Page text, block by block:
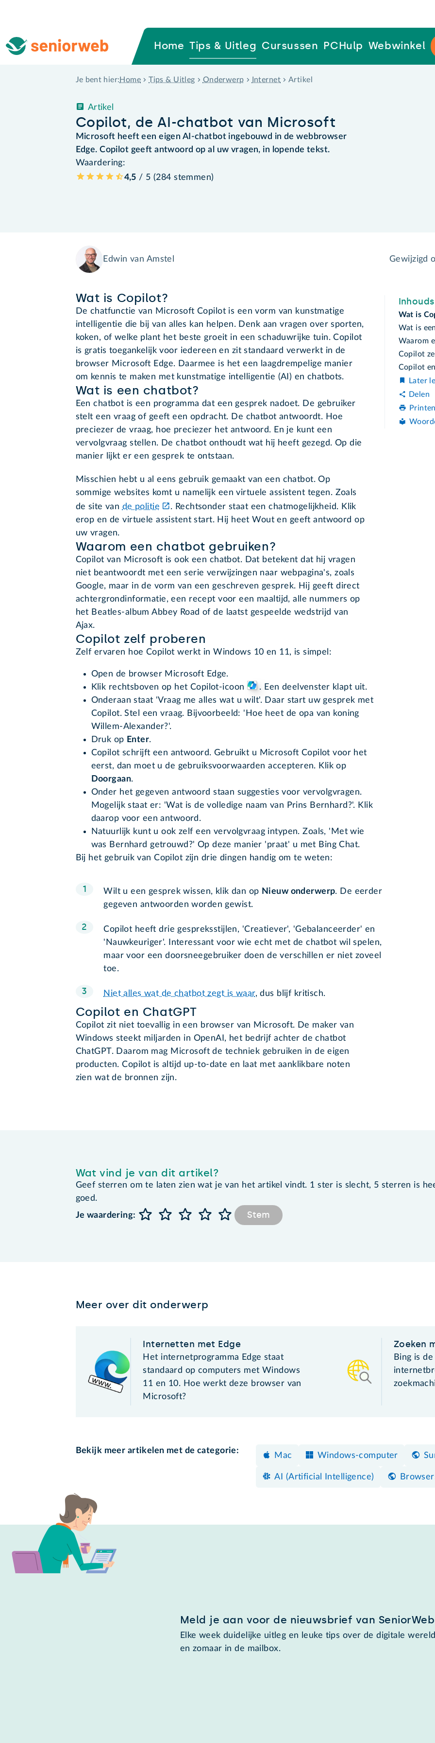
Home Tips & Uitleg Cursussen PCHulp Webwinkel
Je bent hier: Home Tips & Uitleg Onderwerp Internet Artikel
Copilot, de AI-chatbot van Microsoft
Artikel
Microsoft heeft een eigen AI-chatbot ingebouwd in de webbrowser
Edge. Copilot geeft antwoord op al uw vragen, in lopende tekst.
Waardering:
4,5 / 5 (284 stemmen)
Edwin van Amstel Gewijzigd
Wat is Copilot?
De chatfunctie van Microsoft Copilot is een vorm van kunstmatige
intelligentie die bij van alles kan helpen. Denk aan vragen over sporten,
koken, of welke plant het beste groeit in een schaduwrijke tuin. Copilot
is gratis toegankelijk voor iedereen en zit standaard verwerkt in de
browser Microsoft Edge. Daarmee is het een laagdrempelige manier
om kennis te maken met kunstmatige intelligentie (AI) en chatbots.
Wat is een chatbot?
Een chatbot is een programma dat een gesprek nadoet. De gebruiker
stelt een vraag of geeft een opdracht. De chatbot antwoordt. Hoe
preciezer de vraag, hoe preciezer het antwoord. En je kunt een
vervolgvraag stellen. De chatbot onthoudt wat hij heeft gezegd. Op die
manier lijkt er een gesprek te ontstaan.
Misschien hebt u al eens gebruik gemaakt van een chatbot. Op
sommige websites komt u namelijk een virtuele assistent tegen. Zoals
de site van de politie
. Rechtsonder staat een chatmogelijkheid. Klik
erop en de virtuele assistent start. Hij heet Wout en geeft antwoord op
uw vragen.
Waarom een chatbot gebruiken?
Copilot van Microsoft is ook een chatbot. Dat betekent dat hij vragen
niet beantwoordt met een serie verwijzingen naar webpagina's, zoals
Google, maar in de vorm van een geschreven gesprek. Hij geeft direct
achtergrondinformatie, een recept voor een maaltijd, alle nummers op
het Beatles-album Abbey Road of de laatst gespeelde wedstrijd van
Ajax.
Copilot zelf proberen
Zelf ervaren hoe Copilot werkt in Windows 10 en 11, is simpel:
Open de browser Microsoft Edge.
Klik rechtsboven op het Copilot-icoon
. Een deelvenster klapt uit.
Onderaan staat 'Vraag me alles wat u wilt'. Daar start uw gesprek met
Copilot. Stel een vraag. Bijvoorbeeld: 'Hoe heet de opa van koning
Willem-Alexander?'.
Druk op Enter.
Copilot schrijft een antwoord. Gebruikt u Microsoft Copilot voor het
eerst, dan moet u de gebruiksvoorwaarden accepteren. Klik op
Doorgaan.
Onder het gegeven antwoord staan suggesties voor vervolgvragen.
Mogelijk staat er: 'Wat is de volledige naam van Prins Bernhard?'. Klik
daarop voor een antwoord.
Natuurlijk kunt u ook zelf een vervolgvraag intypen. Zoals, 'Met wie
was Bernhard getrouwd?' Op deze manier 'praat' u met Bing Chat.
Bij het gebruik van Copilot zijn drie dingen handig om te weten:
Wilt u een gesprek wissen, klik dan op Nieuw onderwerp. De eerder
gegeven antwoorden worden gewist.
Copilot heeft drie gespreksstijlen, 'Creatiever', 'Gebalanceerder' en
'Nauwkeuriger'. Interessant voor wie echt met de chatbot wil spelen,
maar voor een doorsneegebruiker doen de verschillen er niet zoveel
toe.
Niet alles wat de chatbot zegt is waar, dus blijf kritisch.
Copilot en ChatGPT
Copilot zit niet toevallig in een browser van Microsoft. De maker van
Windows steekt miljarden in OpenAI, het bedrijf achter de chatbot
ChatGPT. Daarom mag Microsoft de techniek gebruiken in de eigen
producten. Copilot is altijd up-to-date en laat met aanklikbare noten
zien wat de bronnen zijn.
Wat is
Wat is
Waarom
Copilot
Copilot
Later
Delen
Wat vind je van dit artikel?
Geef sterren om te laten zien wat je van het artikel vindt. 1 ster is slecht, 5 sterren is
goed.
Je waardering:
Stem
Meer over dit onderwerp
Internetten met Edge
Het internetprogramma Edge staat
standaard op computers met Windows
11 en 10. Hoe werkt deze browser van
Microsoft?
Zoeken
Bing is
Bekijk meer artikelen met de categorie:
Mac Windows-computer
AI (Artificial Intelligence)
Meld je aan voor de nieuwsbrief van SeniorWeb
Elke week duidelijke uitleg en leuke tips over de digitale
en zomaar in de mailbox.